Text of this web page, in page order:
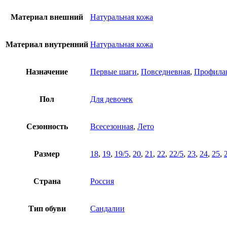
Материал внешний Натуральная кожа
Материал внутренний Натуральная кожа
Назначение Первые шаги, Повседневная,
Пол Для девочек
Сезонность Всесезонная, Лето
Размер 18, 19, 19/5, 20, 21 , 22, 22/5, 23, 24, 25,
Страна Россия
Тип обуви Сандалии